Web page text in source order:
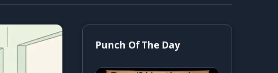
Punch Of The Day